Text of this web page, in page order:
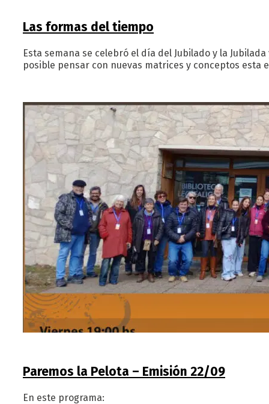
Las formas del tiempo
Esta semana se celebró el día del Jubilado y la
posible pensar con nuevas matrices y conceptos esta
Paremos la Pelota – Emisión 22/09
En este programa: